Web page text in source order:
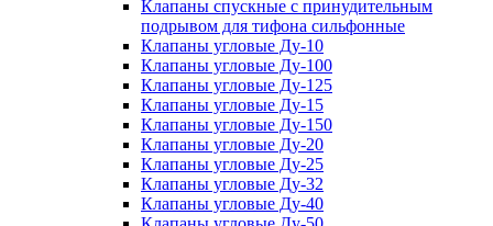
Клапаны спускные с принудительным
подрывом для тифона сильфонные
Клапаны угловые Ду-10
Клапаны угловые Ду-100
Клапаны угловые Ду-125
Клапаны угловые Ду-15
Клапаны угловые Ду-150
Клапаны угловые Ду-20
Клапаны угловые Ду-25
Клапаны угловые Ду-32
Клапаны угловые Ду-40